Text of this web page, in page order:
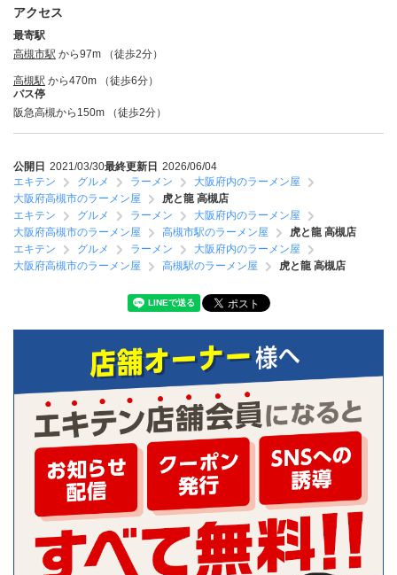
アクセス
最寄駅
高槻市駅 から97m （徒歩2分）
高槻駅 から470m （徒歩6分）
バス停
阪急高槻から150m （徒歩2分）
公開日 2021/03/30最終更新日 2026/06/04
エキテン
グルメ ラーメン
大阪府内のラーメン屋
大阪府高槻市のラーメン屋
虎と龍 高槻店
エキテン
グルメ ラーメン
大阪府内のラーメン屋
大阪府高槻市のラーメン屋
高槻市駅のラーメン屋
虎と龍 高槻店
エキテン
グルメ ラーメン
大阪府内のラーメン屋
大阪府高槻市のラーメン屋
高槻駅のラーメン屋 虎と龍 高槻店